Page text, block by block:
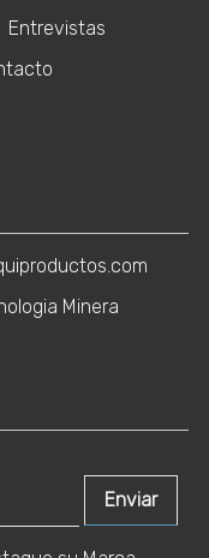
Entrevistas
Minera